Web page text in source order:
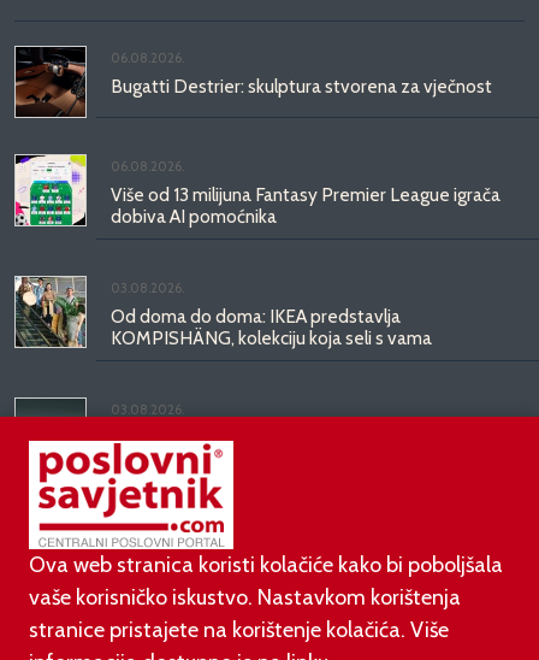
06.08.2026.
Bugatti Destrier: skulptura stvorena za vječnost
06.08.2026.
Više od 13 milijuna Fantasy Premier League igrača
dobiva AI pomoćnika
03.08.2026.
Od doma do doma: IKEA predstavlja
KOMPISHÄNG, kolekciju koja seli s vama
03.08.2026.
Kineski BYD predstavio luksuznu limuzinu veću od
Mercedesove S-klase, obećava domet do 1.000
kilometara
Ova web stranica koristi kolačiće kako bi poboljšala
vaše korisničko iskustvo. Nastavkom korištenja
stranice pristajete na korištenje kolačića. Više